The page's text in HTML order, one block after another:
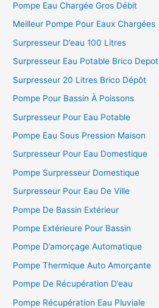
Pompe Eau Chargée Gros Débit
Meilleur Pompe Pour Eaux Chargées
Surpresseur D’eau 100 Litres
Surpresseur Eau Potable Brico Depot
Surpresseur 20 Litres Brico Dépôt
Pompe Pour Bassin À Poissons
Surpresseur Pour Eau Potable
Pompe Eau Sous Pression Maison
Surpresseur Pour Eau Domestique
Pompe Surpresseur Domestique
Surpresseur Pour Eau De Ville
Pompe De Bassin Extérieur
Pompe Extérieure Pour Bassin
Pompe D’amorçage Automatique
Pompe Thermique Auto Amorçante
Pompe De Récupération D’eau
Pompe Récupération Eau Pluviale